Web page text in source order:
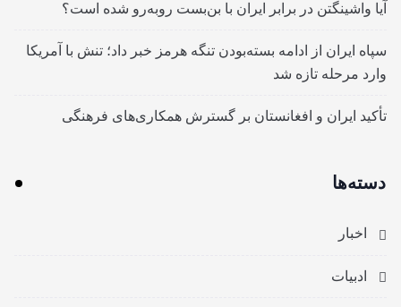
آیا واشینگتن در برابر ایران با بن‌بست روبه‌رو شده است؟
سپاه ایران از ادامه بسته‌بودن تنگه هرمز خبر داد؛ تنش با آمریکا
وارد مرحله تازه شد
تأکید ایران و افغانستان بر گسترش همکاری‌های فرهنگی
دسته‌ها
اخبار
ادبیات